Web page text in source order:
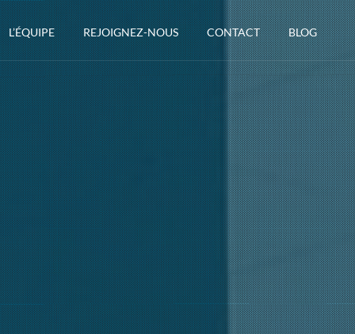
L’ÉQUIPE REJOIGNEZ-NOUS CONTACT BLOG